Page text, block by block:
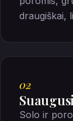
draugiškai,
02
Solo ir